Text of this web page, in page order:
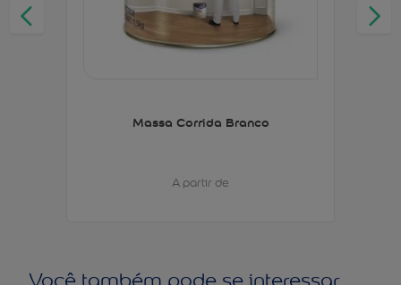
Massa Corrida Branco
A partir de
Você também pode se interessar